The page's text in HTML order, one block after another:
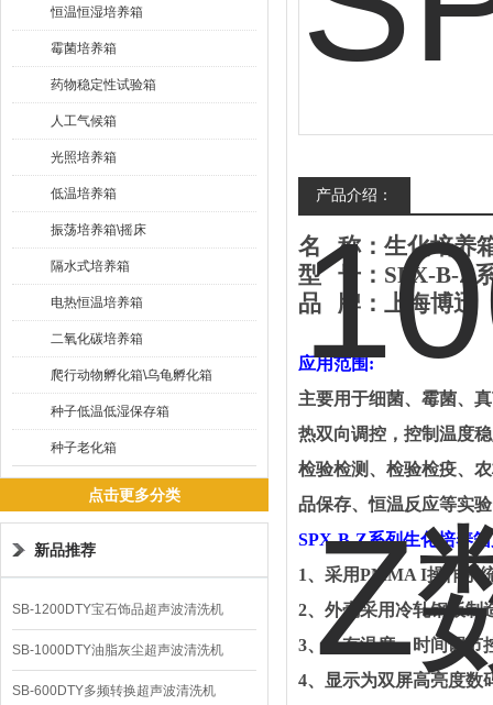
恒温恒湿培养箱
霉菌培养箱
药物稳定性试验箱
人工气候箱
光照培养箱
低温培养箱
振荡培养箱\摇床
隔水式培养箱
电热恒温培养箱
二氧化碳培养箱
爬行动物孵化箱\乌龟孵化箱
种子低温低湿保存箱
种子老化箱
点击更多分类
新品推荐
SB-1200DTY宝石饰品超声波清洗机
SB-1000DTY油脂灰尘超声波清洗机
SB-600DTY多频转换超声波清洗机
产品介绍：
名
称：生化培养
型
号： SPX-B-Z
品
牌 ： 上海博迅
应用范围:
主要用于细菌、霉菌、
热双向调控，控制温度
检验检测、检验检疫、
品保存、恒温反应等实
SPX-B-Z系列生化培养箱
1、 采用PMMA I操作系
2、 外壳采用冷轧钢板制
3、 具有温度、时间调
4、
显示为双屏高亮度数